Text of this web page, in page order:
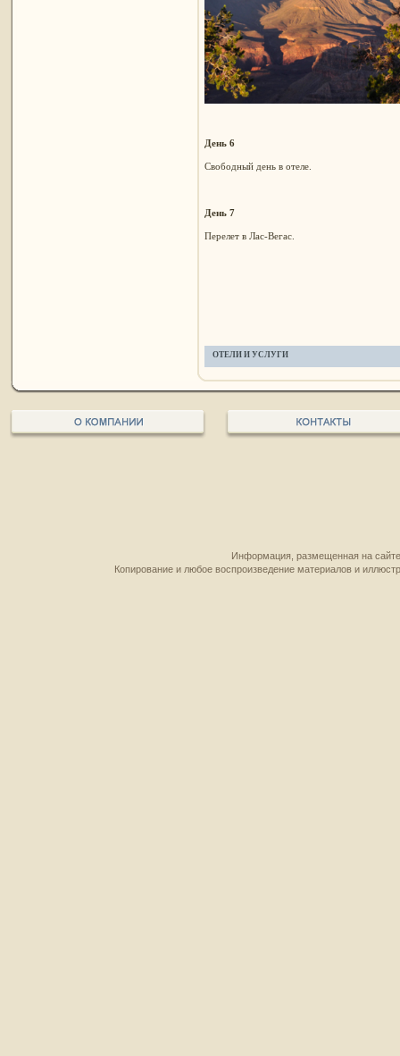
День 6
Свободный день в отеле.
День 7
Перелет в Лас-Вегас.
ОТЕЛИ И УСЛУГИ
Информация, размещенная на
Копирование и любое воспроизведение материалов и